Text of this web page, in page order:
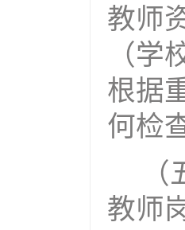
教师
（
根据
何检
教师